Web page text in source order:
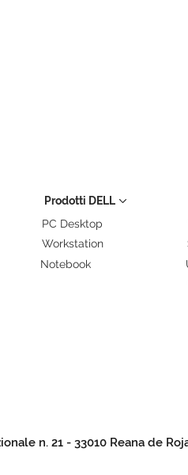
Prodotti DELL
PC Desktop
Workstation
Notebook
n. 21 - 33010 Reana de